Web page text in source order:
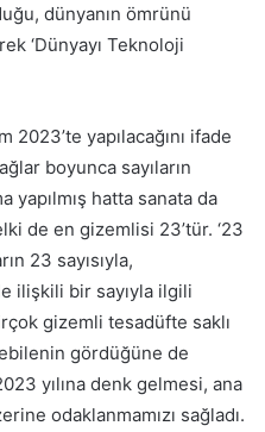
dünyanın ömrünü
‘Dünyayı Teknoloji
2023’te yapılacağını ifade
boyunca sayıların
yapılmış hatta sanata da
de en gizemlisi 23’tür. ‘23
23 sayısıyla,
ilişkili bir sayıyla ilgili
gizemli tesadüfte saklı
gördüğüne de
yılına denk gelmesi, ana
odaklanmamızı sağladı.